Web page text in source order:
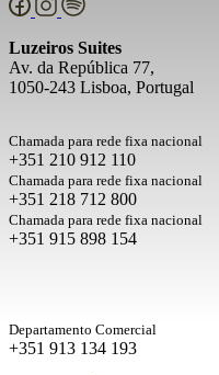
Luzeiros Suites
Av. da República 77,
1050-243 Lisboa, Portugal
Chamada para rede fixa nacional
+351 210 912 110
Chamada para rede fixa nacional
+351 218 712 800
Chamada para rede fixa nacional
+351 915 898 154
Departamento Comercial
+351 913 134 193